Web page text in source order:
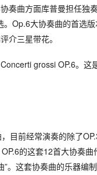
奏曲方面库普曼担任独
Op.6大协奏曲的首选
介三星带花。
grossi OP.6。这
目前经常演奏的除了
的这套12首大协奏
。这套协奏曲的乐器编